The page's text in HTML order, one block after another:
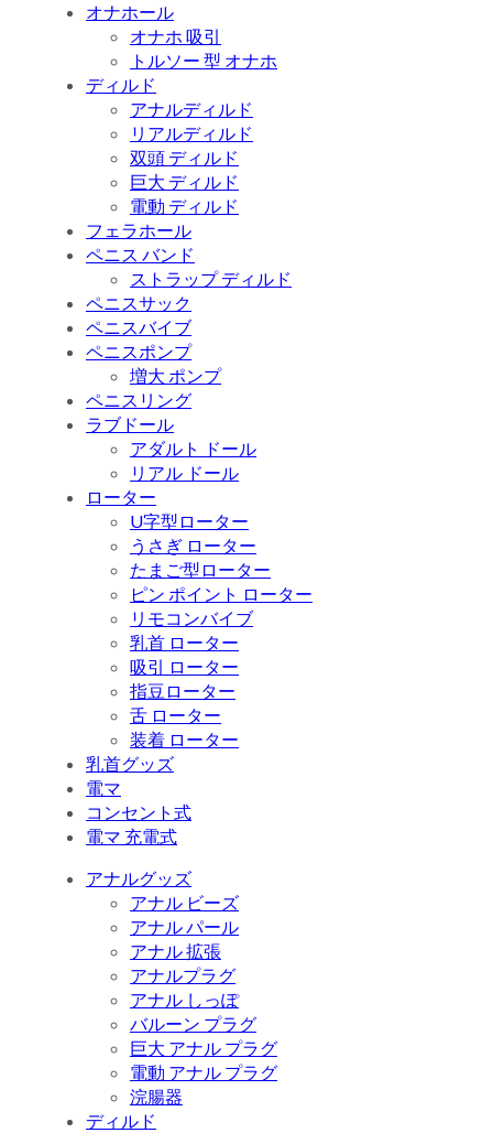
オナホール
オナホ 吸引
トルソー 型 オナホ
ディルド
アナルディルド
リアルディルド
双頭 ディルド
巨大 ディルド
電動 ディルド
フェラホール
ペニス バンド
ストラップ ディルド
ペニスサック
ペニスバイブ
ペニスポンプ
増大 ポンプ
ペニスリング
ラブドール
アダルト ドール
リアル ドール
ローター
U字型ローター
うさぎ ローター
たまご型ローター
ピン ポイント ローター
リモコンバイブ
乳首 ローター
吸引 ローター
指豆ローター
舌 ローター
装着 ローター
乳首グッズ
電マ
コンセント式
電マ 充電式
アナルグッズ
アナル ビーズ
アナル パール
アナル 拡張
アナルプラグ
アナル しっぽ
バルーン プラグ
巨大 アナル プラグ
電動 アナル プラグ
浣腸器
ディルド